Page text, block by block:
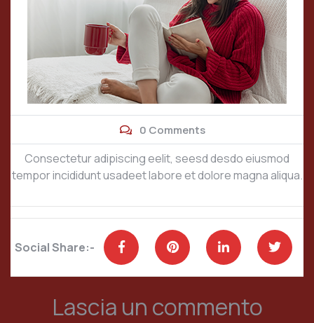
0 Comments
Consectetur adipiscing eelit, seesd desdo eiusmod
tempor incididunt usadeet labore et dolore magna aliqua.
Social Share:-
Lascia un commento